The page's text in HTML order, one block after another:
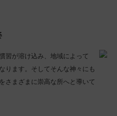
習が溶け込み、地域によって
ります。そしてそんな神々にも
さまざまに崇高な所へと導いて